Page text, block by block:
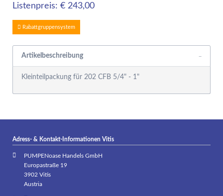
Listenpreis: € 243,00
Rabattgruppensystem
Artikelbeschreibung
Kleinteilpackung für 202 CFB 5/4" - 1"
Adress- & Kontakt-Informationen Vitis
PUMPENoase Handels GmbH
Europastraße 19
3902 Vitis
Austria